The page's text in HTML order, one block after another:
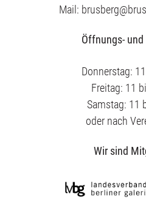
Mail:
Öffnungs- und
Donnerstag:
Freitag: 11
Samstag: 11
oder nach
Wir sind